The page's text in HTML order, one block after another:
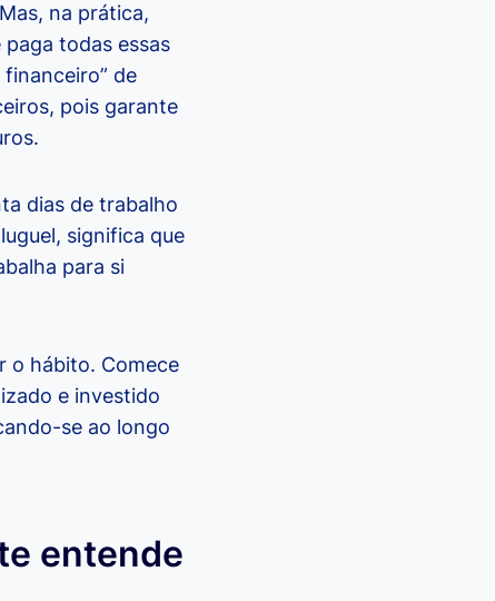
na prática,
todas essas
de
pois garante
dias de trabalho
significa que
para si
o hábito. Comece
e investido
se ao longo
entende